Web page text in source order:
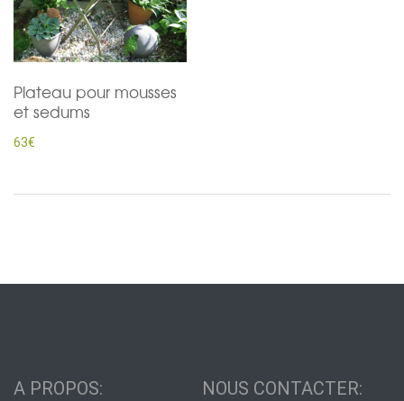
Plateau pour mousses
et sedums
63€
A PROPOS: NOUS CONTACTER: